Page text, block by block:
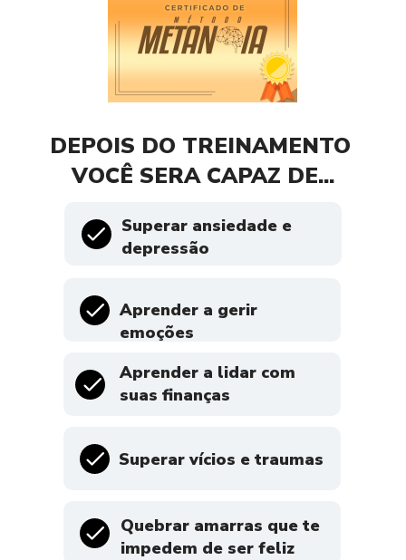
Superar ansiedade e
depressão
Aprender a gerir
emoções
Superar vícios e traumas
Quebrar amarras que te
impedem de ser feliz
Aprender a lidar com
suas finanças
DEPOIS DO TREINAMENTO
VOCÊ SERA CAPAZ DE...